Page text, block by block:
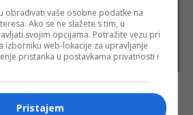
obrađivati vaše osobne podatke na
Ako se ne slažete s tim, u
svojim opcijama. Potražite vezu pri
izborniku web-lokacije za upravljanje
pristanka u postavkama privatnosti i
Pristajem